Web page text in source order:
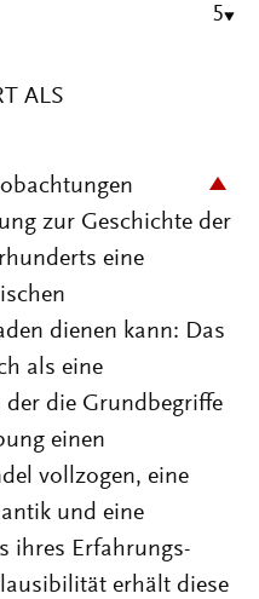
5
ALS
zur Geschichte der
eine
dienen kann: Das
als eine
der die Grundbegriffe
einen
vollzogen, eine
und eine
ihres Erfahrungs-
erhält diese